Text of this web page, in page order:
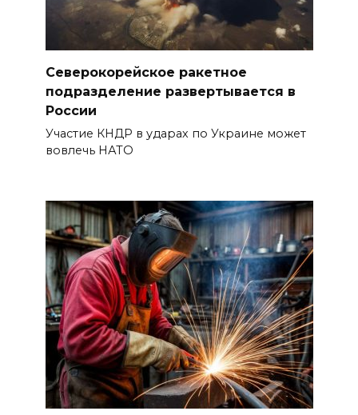
Северокорейское ракетное
подразделение развертывается в
России
Участие КНДР в ударах по Украине может
вовлечь НАТО